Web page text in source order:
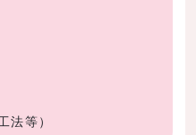
法等）